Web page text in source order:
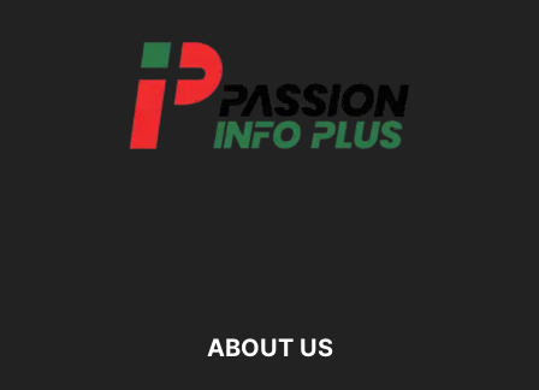
ABOUT US